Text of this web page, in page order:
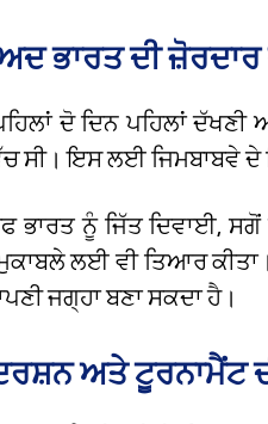
ਭਾਰਤ ਦੀ ਜ਼ੋਰਦਾਰ
ਦੋ ਦਿਨ ਪਹਿਲਾਂ
ਸੀ। ਇਸ ਲਈ ਜਿਮਬਾਬਵੇ ਦੇ
ਭਾਰਤ ਨੂੰ ਜਿੱਤ ਦਿਵਾਈ, ਸਗੋਂ
ਲਈ ਵੀ ਤਿਆਰ
ਜਗ੍ਹਾ ਬਣਾ ਸਕਦਾ ਹੈ।
ਅਤੇ ਟੂਰਨਾਮੈਂਟ